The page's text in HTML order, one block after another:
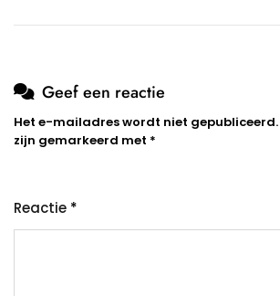
Geef een reactie
Het e-mailadres wordt niet gepubliceerd.
zijn gemarkeerd met *
Reactie *